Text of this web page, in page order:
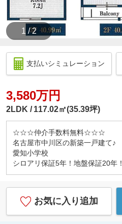
1 / 2
支払いシミュレーション
3,580万円
2LDK 117.02㎡(35.39坪)
☆☆☆仲介手数料無料☆☆☆
名古屋市中川区の新築一戸建て♪
愛知小学校
シロアリ保証5年！地盤保証20年！
お気に入り追加